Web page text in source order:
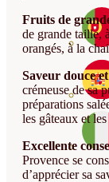
Fruits de
de grande taille,
orangés, à la
Saveur douce
crémeuse de sa
préparations
les gâteaux et
Excellente
Provence se
d’apprécier sa